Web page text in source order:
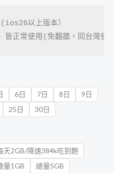
以上版本）
6日 7日 8日
9日
25日 30日
天2GB/降速384k吃到飽
量1GB
總量5GB